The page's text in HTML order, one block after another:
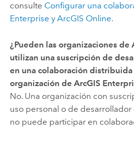
consulte Configurar una
Enterprise y ArcGIS Online.
¿Pueden las organizaciones de
utilizan una suscripción de
en una colaboración distribuida
organización de ArcGIS
No. Una organización con
uso personal o de desarrollador
no puede participar en